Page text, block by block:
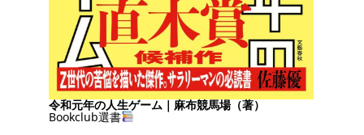
令和元年の人生ゲーム｜麻布競馬場（著）
Bookclub選書